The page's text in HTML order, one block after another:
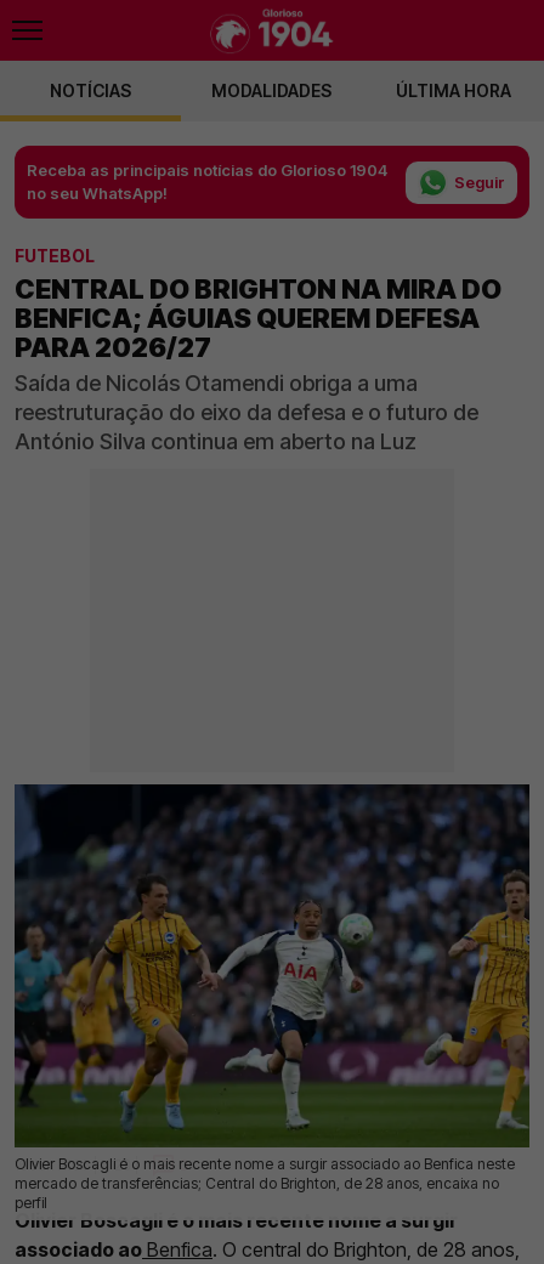
NOTÍCIAS MODALIDADES ÚLTIMA HORA
Receba as principais notícias do Glorioso 1904
no seu WhatsApp!
Seguir
FUTEBOL
CENTRAL DO BRIGHTON NA MIRA DO
BENFICA; ÁGUIAS QUEREM DEFESA
PARA 2026/27
Saída de Nicolás Otamendi obriga a uma
reestruturação do eixo da defesa e o futuro de
António Silva continua em aberto na Luz
Olivier Boscagli é o mais recente nome a surgir associado ao Benfica neste
mercado de transferências; Central do Brighton, de 28 anos, encaixa no
perfil
16 Jun 2026 | 11:23 | 0
Olivier Boscagli é o mais recente nome a surgir
associado ao Benfica. O central do Brighton, de 28 anos,